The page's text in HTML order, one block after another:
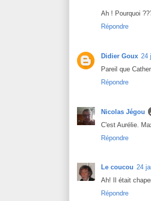
Ah ! Pourquoi
Répondre
Didier Goux 24
Pareil que
Répondre
Nicolas Jégou
C'est Aurélie.
Répondre
Le coucou 24
Ah! Il était
Répondre